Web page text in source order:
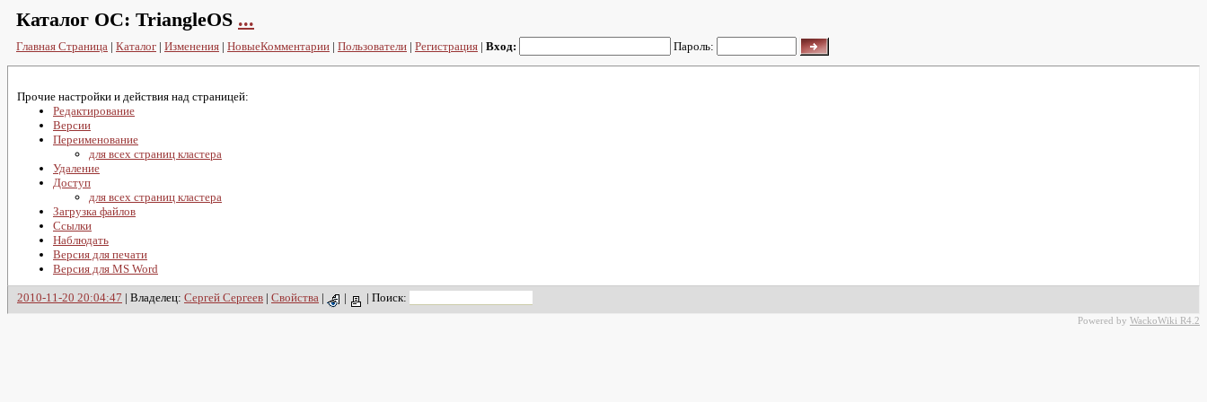
Каталог ОС: TriangleOS ...
Главная Страница | Каталог | Изменения | НовыеКомментарии | Пользователи | Регистрация | Вход: Пароль:
Прочие настройки и действия над страницей:
Редактирование
Версии
Переименование
для всех страниц кластера
Удаление
Доступ
для всех страниц кластера
Загрузка файлов
Ссылки
Наблюдать
Версия для печати
Версия для MS Word
2010-11-20 20:04:47 | Владелец: Сергей Сергеев | Свойства | | | Поиск:
Powered by WackoWiki R4.2